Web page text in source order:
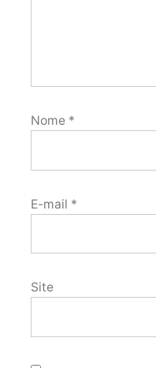
Nome *
E-mail *
Site